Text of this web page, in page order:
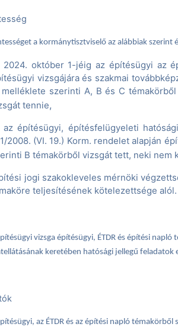
a kormánytisztviselő az alábbiak szerint
2024. október 1-jéig az építésügyi az
vizsgájára és szakmai
melléklete szerinti A, B és C
tennie,
az építésügyi, építésfelügyeleti
2008. (VI. 19.) Korm. rendelet alapján
B témakörből vizsgát tett, neki nem
jogi szakokleveles mérnöki
teljesítésének kötelezettsége alól.
vizsga építésügyi, ÉTDR és építési
keretében hatósági jellegű
az ÉTDR és az építési napló